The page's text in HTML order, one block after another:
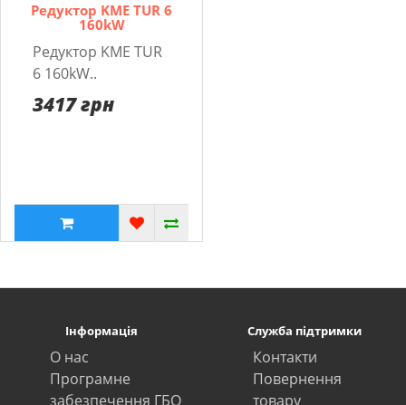
Редуктор KME TUR 6
160kW
Редуктор KME TUR
6 160kW..
3417 грн
Інформація
О нас
Програмне
забезпечення ГБО
Служба підтримки
Контакти
Повернення
товару